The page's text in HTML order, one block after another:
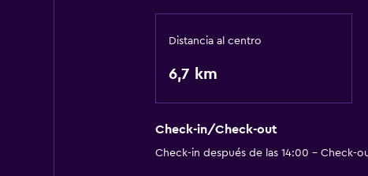
Distancia al centro
6,7 km
Check-in/Check-out
Check-in después de las 14:00 - Check-